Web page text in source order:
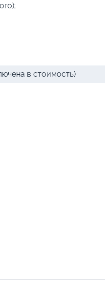
в стоимость)